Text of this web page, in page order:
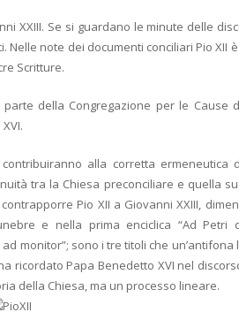
XXIII. Se si guardano le minute delle
note dei documenti conciliari Pio XII
Scritture.
della Congregazione per le Cause
alla corretta ermeneutica
tra la Chiesa preconciliare e quella
Pio XII a Giovanni XXIII,
e nella prima enciclica “Ad Petri
monitor”; sono i tre titoli che un’antifona
ricordato Papa Benedetto XVI nel
della Chiesa, ma un processo lineare.